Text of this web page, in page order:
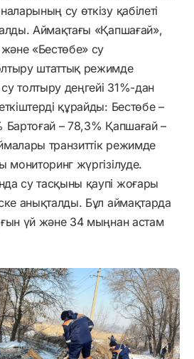
су өткізу қабілеті
Аймақтағы «Қапшағай»,
және «Бестөбе» су
штаттық режимде
су толтыру деңгейі 31%-дан
құрайды: Бестөбе –
Бартоғай – 78,3% Қапшағай –
транзиттік режимде
мониторинг жүргізілуде.
су тасқыны қаупі жоғары
анықталды. Бұл аймақтарда
үй және 34 мыңнан астам